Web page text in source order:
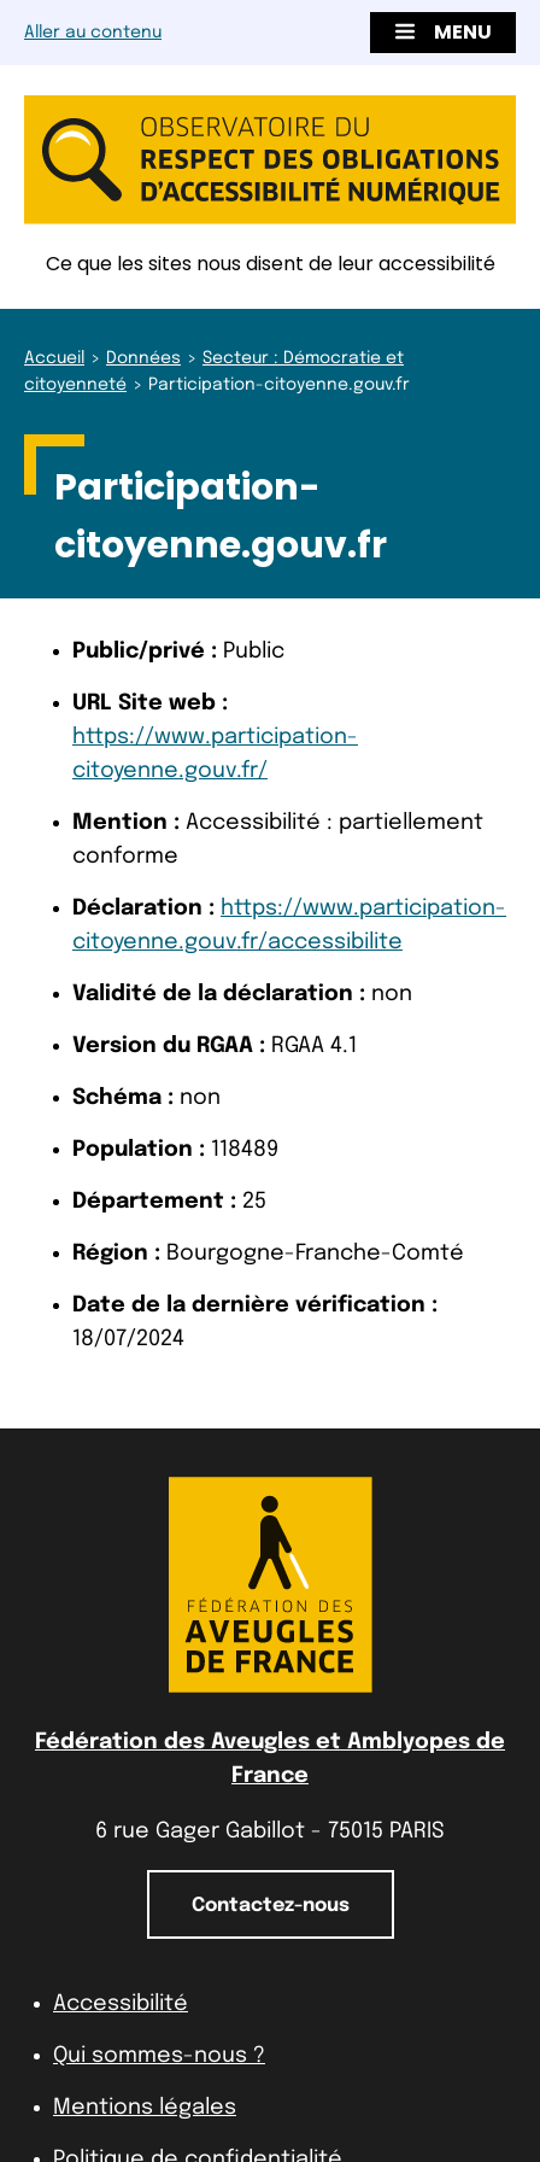
Aller au contenu MENU
Ce que les sites nous disent de leur accessibilité
Accueil Données
Secteur : Démocratie et
citoyenneté
Participation-citoyenne.gouv.fr
Participation-
citoyenne.gouv.fr
Public/privé : Public
URL Site web :
https://www.participation-
citoyenne.gouv.fr/
Mention : Accessibilité : partiellement
conforme
Déclaration : https://www.participation-
citoyenne.gouv.fr/accessibilite
Validité de la déclaration : non
Version du RGAA : RGAA 4.1
Schéma : non
Population : 118489
Département : 25
Région : Bourgogne-Franche-Comté
Date de la dernière vérification :
18/07/2024
Fédération des Aveugles et Amblyopes de
France
6 rue Gager Gabillot - 75015 PARIS
Contactez-nous
Accessibilité
Qui sommes-nous ?
Mentions légales